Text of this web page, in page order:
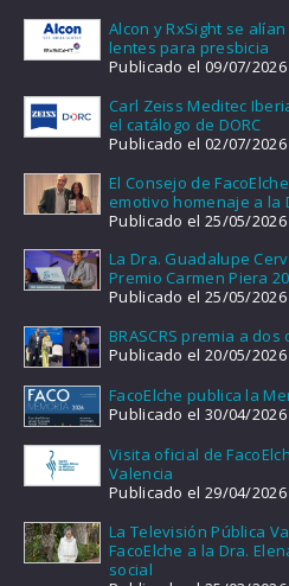
Alcon y RxSight se
lentes para presbicia
Publicado el 09/07/2026
Carl Zeiss Meditec
el catálogo de DORC
Publicado el 02/07/2026
El Consejo de
emotivo homenaje a la
Publicado el 25/05/2026
La Dra. Guadalupe
Premio Carmen Piera
Publicado el 25/05/2026
BRASCRS premia a
Publicado el 20/05/2026
FacoElche publica la
Publicado el 30/04/2026
Visita oficial de
Valencia
Publicado el 29/04/2026
La Televisión Pública
FacoElche a la Dra.
social